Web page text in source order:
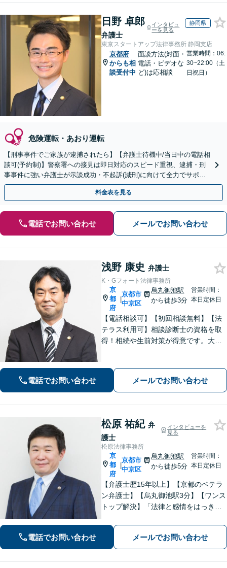
日野 卓郎
弁護士
インタビュ
ーを見る
静岡県
東京スタートアップ法律事務所 静岡支店
京都府
からも相
談受付中
面談方法(対面・
電話・ビデオな
ど)は応相談
営業時間：06:
30~22:00（土
日祝日）
危険運転・あおり運転
【刑事事件でご家族が逮捕されたら】【弁護士待機中/当日中の電話相
談可(予約制)】警察署への接見は即日対応のスピード重視、逮捕・刑
事事件に強い弁護士が示談成功・不起訴(減刑)に向けて全力でサポー
トします。【加害者側の相談専門】
料金表を見る
電話でお問い合わせ メールでお問い合わせ
浅野 康史 弁護士
K・Gフォート法律事務所
京
都
府
|
京都市
中京区
烏丸御池駅
から徒歩3分
営業時間：
本日定休日
【電話相談可】【初回相談無料】【法
テラス利用可】相談診断士の資格を取
得！相続や生前対策が得意です。大阪
交換で最良なリーガルサービスを【夜
間・休日面談可】【完全個室】【丸太
電話でお問い合わせ メールでお問い合わせ
松原 祐紀 弁
護士
インタビューを
見る
松原法律事務所
京
都
府
|
京都市
中京区
烏丸御池駅
から徒歩5分
営業時間：
本日定休日
【弁護士歴15年以上】【京都のベテラ
ン弁護士】【烏丸御池駅3分】【ワンス
トップ解決】「法律と感情をはっきり
問題、新型コロナが原因の借金、不動
産問題なども幅広く対応【女性弁護士
も在籍】【初回相談30分無料】
電話でお問い合わせ メールでお問い合わせ